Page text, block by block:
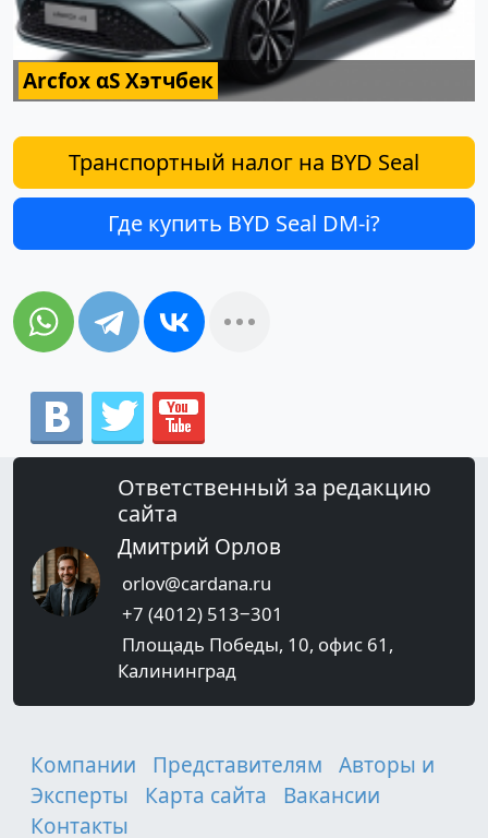
Arcfox αS Хэтчбек
Транспортный налог на BYD Seal
Где купить BYD Seal DM-i?
Ответственный за редакцию
сайта
Дмитрий Орлов
orlov@cardana.ru
+7 (4012) 513‒301
Площадь Победы, 10, офис 61,
Калининград
Компании Представителям
Авторы и
Эксперты
Карта сайта
Вакансии
Контакты